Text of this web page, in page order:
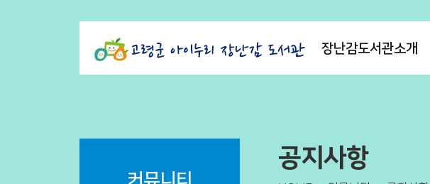
장난감도서관소개
커뮤니티
공지사항